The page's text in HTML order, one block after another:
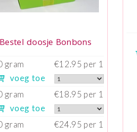
Bestel doosje Bonbons
gram
€12.95 per 1
voeg toe
gram
€18.95 per 1
voeg toe
gram
€24.95 per 1